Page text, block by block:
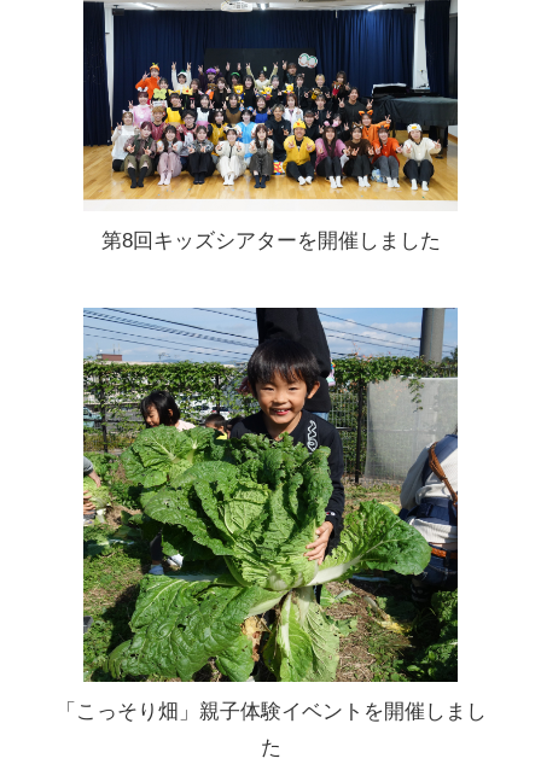
第8回キッズシアターを開催しました
「こっそり畑」親子体験イベントを開催しまし
た